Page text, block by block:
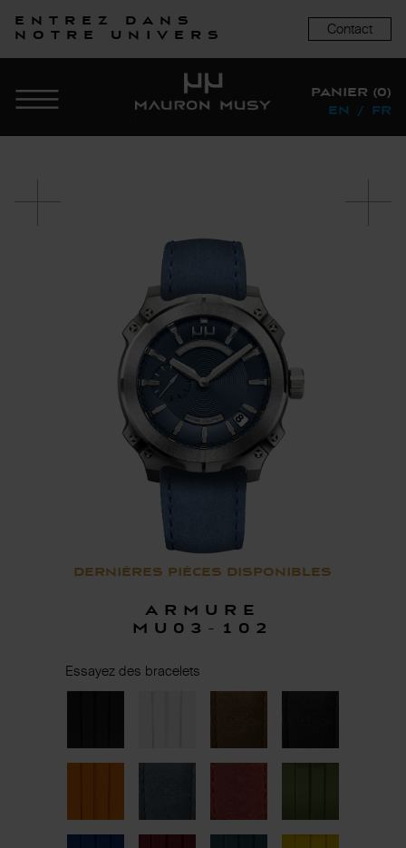
Entrez dans
notre univers
Contact
PANIER (0)
EN
/ FR
Dernières pièces disponibles
Armure
MU03-102
Essayez des bracelets